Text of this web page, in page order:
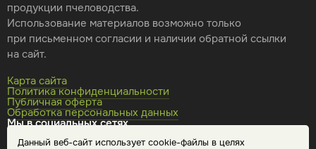
Данный веб-сайт использует cookie-файлы в целях
продукции пчеловодства.
Использование материалов возможно только
при письменном согласии и наличии обратной ссылки
на сайт.
Карта сайта
Политика конфиденциальности
Публичная оферта
Обработка персональных данных
Мы в социальных сетях